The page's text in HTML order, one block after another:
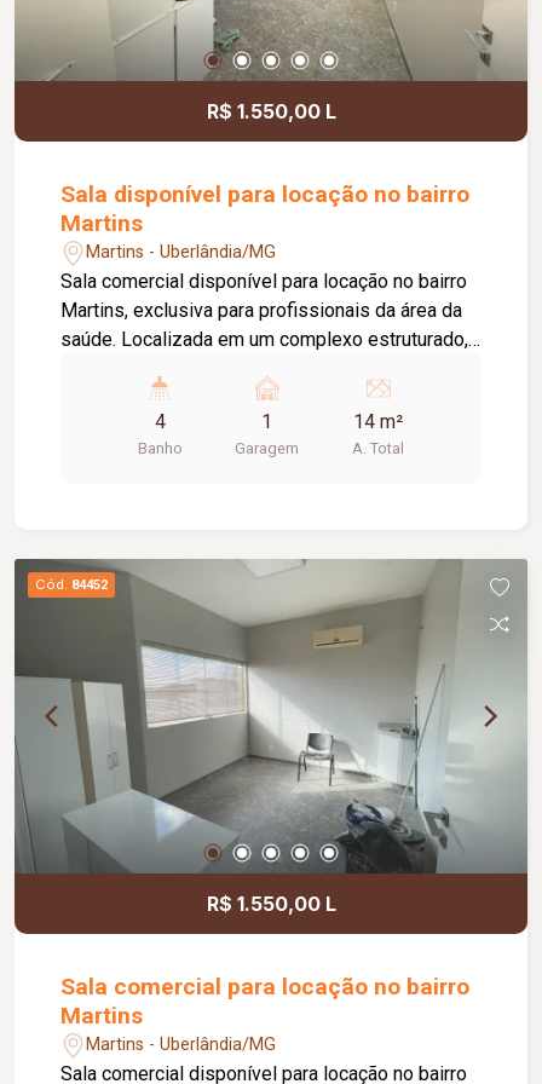
R$ 1.550,00 L
Sala disponível para locação no bairro
Martins
Martins - Uberlândia/MG
Sala comercial disponível para locação no bairro
Martins, exclusiva para profissionais da área da
saúde. Localizada em um complexo estruturado,
recepcionista para atendimento e direcionamento
dos pacientes, além de acessibilidade,
proporcionando praticidade, organização e
ambientes são climatizados, garantindo um
ambiente agradável para profissionais e
de IPTU e DMAE inclusos no valor da locação.
4
Banho
1
Garagem
14 m²
A. Total
Cód. 84452
R$ 1.550,00 L
Sala comercial para locação no bairro
Martins
Martins - Uberlândia/MG
Sala comercial disponível para locação no bairro